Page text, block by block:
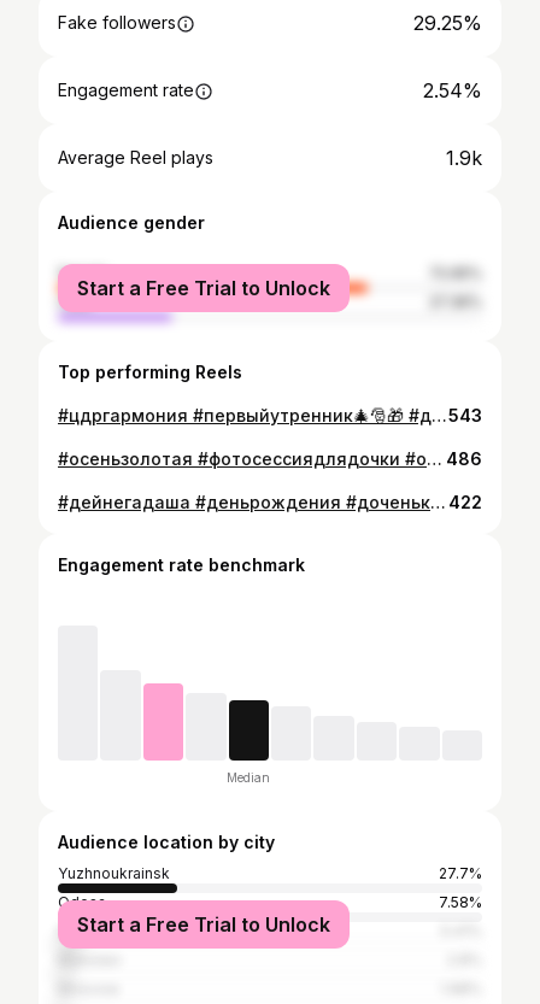
Fake followers 29.25%
Engagement rate 2.54%
Average Reel plays 1.9k
Audience gender
female
male
Start a Free Trial to Unlock
Top performing Reels
#цдргармония #первыйутренник🎄🎅🎁 #дейнегадаша #маминапринцесса #доченькалюбимая💕 Наш первый утренник прошёл успешно🎄🎁🎉🎊💖543
#осеньзолотая #фотосессиядлядочки #осень #бабьелето #любимаядоця #дейнегадаша Ну очень красивая фотосессия от нашей любимой @trushchenko_alina_photo Фотки получились нереальные))) всем рекомендую))) 486
#дейнегадаша #деньрождения #доченькамоя #любовьамеймоейжизни #двагодика Два года назад я стала мамой самой веселой,самой замечательной и красивой девчушки Дашуньки. Безконечно благодарна мужу @koka_vetal92 за наше счастье. Доченька мы с папой очень тебя любим,ты наш долгожданный подарочек с небес... Очень хочем чтоб ты всегда была послушной девочкой,здоровой и счастливой. А мы с папой все усилия приложим чтоб ты никогда и нивчем не нуждалась и чтоб у тебя было счастливое детство... ты наш ангелочек!!! Любим больше жизни!!! #солнце #любимаядоченька #счастьебытьмамой❤️ 422
Engagement rate benchmark
Median
Audience location by city
Yuzhnoukrainsk
27.7%
Odesa
7.58%
KyivStart a Free Trial to Unlock